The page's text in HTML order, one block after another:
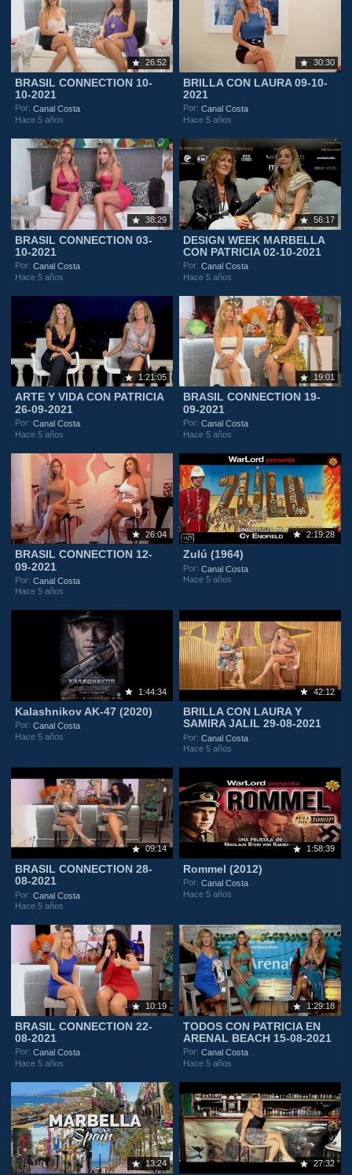
26:52
BRASIL CONNECTION 10-
10-2021
Por:Canal Costa
Hace 5 años
30:30
BRILLA CON LAURA 09-10-
2021
Por:Canal Costa
Hace 5 años
38:29
BRASIL CONNECTION 03-
10-2021
Por:Canal Costa
Hace 5 años
56:17
DESIGN WEEK MARBELLA
CON PATRICIA 02-10-2021
Por:Canal Costa
Hace 5 años
1:21:05
ARTE Y VIDA CON PATRICIA
26-09-2021
Por:Canal Costa
Hace 5 años
19:01
BRASIL CONNECTION 19-
09-2021
Por:Canal Costa
Hace 5 años
26:04
BRASIL CONNECTION 12-
09-2021
Por:Canal Costa
Hace 5 años
2:19:28
Zulú (1964)
Por:Canal Costa
Hace 5 años
1:44:34
Kalashnikov AK-47 (2020)
Por:Canal Costa
Hace 5 años
42:12
BRILLA CON LAURA Y
SAMIRA JALIL 29-08-2021
Por:Canal Costa
Hace 5 años
09:14
BRASIL CONNECTION 28-
08-2021
Por:Canal Costa
Hace 5 años
1:58:39
Rommel (2012)
Por:Canal Costa
Hace 5 años
10:19
BRASIL CONNECTION 22-
08-2021
Por:Canal Costa
Hace 5 años
1:29:18
TODOS CON PATRICIA EN
ARENAL BEACH 15-08-2021
Por:Canal Costa
Hace 5 años
13:24 27:32